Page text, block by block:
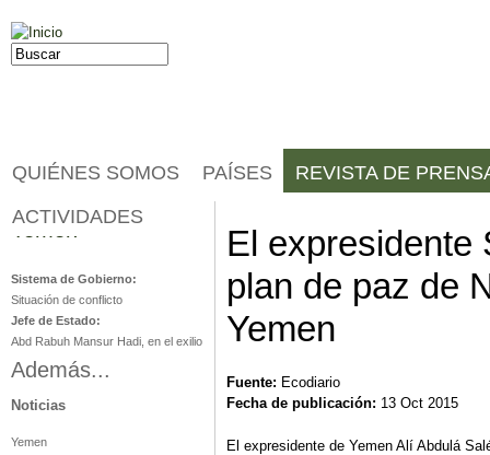
Jump to navigation
Formulario de búsqueda
Buscar
El expresidente
plan de paz de
Yemen
Fuente: Ecodiario
Fecha de publicación: 13 Oct 2015
El expresidente de Yemen Alí Abdulá
QUIÉNES SOMOS PAÍSES REVISTA DE
ACTIVIDADES
Yemen
Sistema de Gobierno:
Situación de conflicto
Jefe de Estado:
Abd Rabuh Mansur Hadi, en el exilio
Además...
Noticias
Yemen